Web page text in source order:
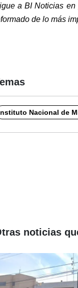
a BI Noticias en
de lo más
Nacional de
noticias